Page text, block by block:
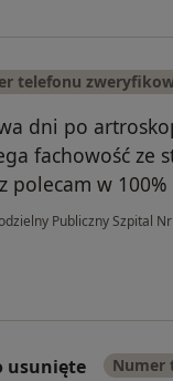
telefonu
dni po
fachowość ze
polecam w 100%
Publiczny Szpital
usunięte Numer